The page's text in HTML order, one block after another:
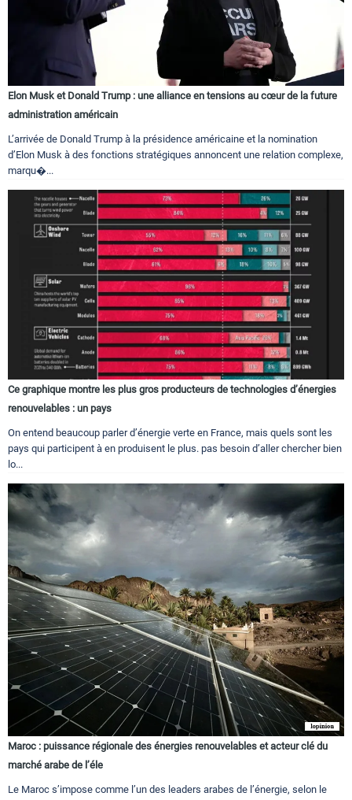
Elon Musk et Donald Trump : une alliance en tensions au cœur de la future
administration américain
L’arrivée de Donald Trump à la présidence américaine et la nomination
d’Elon Musk à des fonctions stratégiques annoncent une relation complexe,
marqu�...
Ce graphique montre les plus gros producteurs de technologies d’énergies
renouvelables : un pays
On entend beaucoup parler d’énergie verte en France, mais quels sont les
pays qui participent à en produisent le plus. pas besoin d’aller chercher bien
lo...
Maroc : puissance régionale des énergies renouvelables et acteur clé du
marché arabe de l’éle
Le Maroc s’impose comme l’un des leaders arabes de l’énergie, selon le